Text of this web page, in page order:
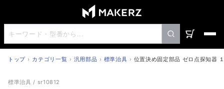
トップ カテゴリ一覧 汎用部品 標準治具 位置決め固定部品 ゼロ点探知器
標準治具 / sr10812